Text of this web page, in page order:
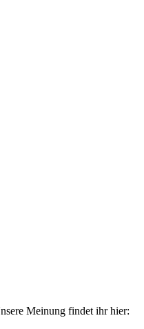
Meinung findet ihr hier: